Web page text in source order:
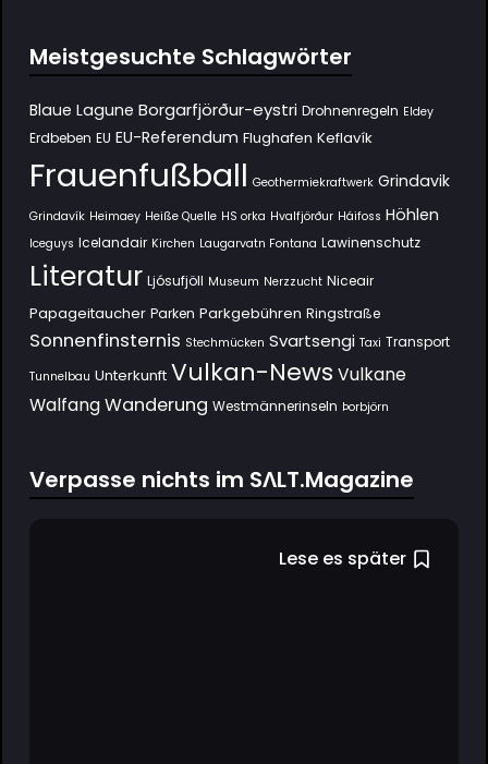
Meistgesuchte Schlagwörter
Blaue Lagune Borgarfjörður-eystri Drohnenregeln Eldey
Erdbeben EU EU-Referendum Flughafen Keflavík
Frauenfußball Geothermiekraftwerk Grindavik
Grindavík Heimaey Heiße Quelle HS orka Hvalfjörður Háifoss Höhlen
Iceguys Icelandair Kirchen Laugarvatn Fontana Lawinenschutz
Literatur Ljósufjöll Museum Nerzzucht Niceair
Papageitaucher Parken Parkgebühren Ringstraße
Sonnenfinsternis Stechmücken Svartsengi Taxi Transport
Tunnelbau Unterkunft Vulkan-News Vulkane
Walfang Wanderung Westmännerinseln Þorbjörn
Verpasse nichts im SΛLT.Magazine
Lese es später